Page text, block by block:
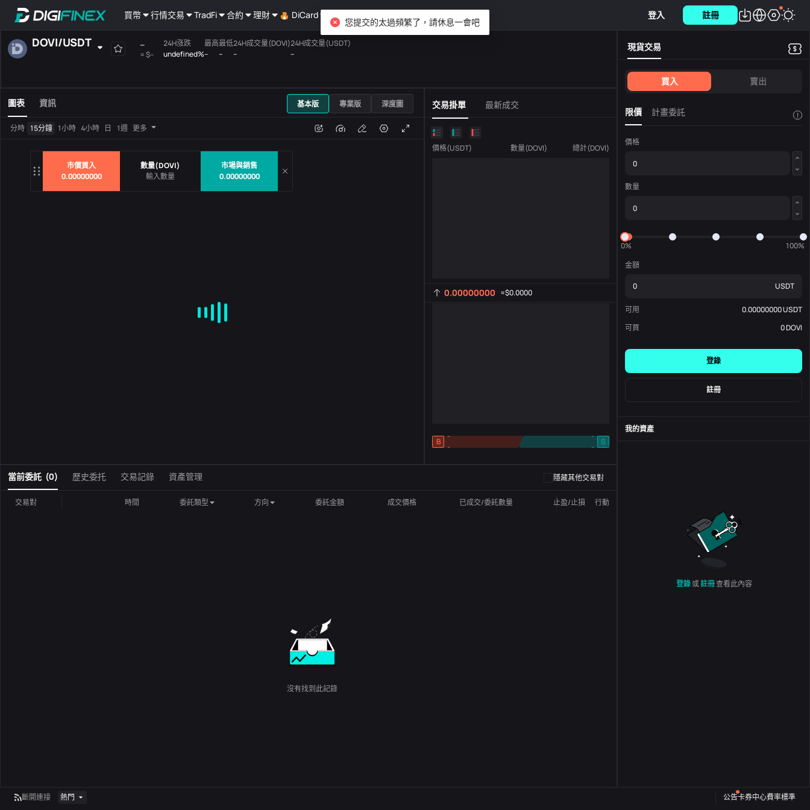
買幣 行情交易 TradFi 合約 理財 DiCard 探索 登入 註冊
市價買入
0.00000000
數量(DOVI)
市場與銷售
0.00000000
DOVI/USDT --
≈$--
24H涨跌
undefined%
最高
--
最低
--
24H成交量(DOVI)
--
24H成交量(USDT)
--
全部 Mainboard USDT
交易對 成交量
圖表 資訊 基本版 專業版 深度圖
分時 15分鐘 1小時 4小時 日 1週 更多
交易掛單 最新成交
價格(USDT) 數量(DOVI) 總計(DOVI)
0.00000000 ≈$0.0000
B
-
-
S
-
-
當前委託 (0) 歷史委托 交易記錄 資產管理 隱藏其他交易對
交易對 時間 委託類型 方向 委託金額 成交價格 已成交/委託數量 止盈/止損 行動
沒有找到此記錄
現貨交易
買入 賣出
限價 計畫委託 !
價格
數量
0%
100%
金額
USDT
可用 0.00000000USDT
可買
0DOVI
登錄
註冊
我的資產
登錄或註冊查看此內容
斷開連接 熱門 公告卡券中心費率標準
您提交的太過頻繁了，請休息一會吧